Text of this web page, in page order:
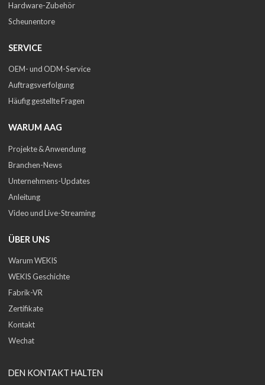
Hardware-Zubehör
Scheunentore
SERVICE
OEM- und ODM-Service
Auftragsverfolgung
Häufig gestellte Fragen
WARUM AAG
Projekte & Anwendung
Branchen-News
Unternehmens-Updates
Anleitung
Video und Live-Streaming
ÜBER UNS
Warum WEKIS
WEKIS Geschichte
Fabrik-VR
Zertifikate
Kontakt
Wechat
DEN KONTAKT HALTEN